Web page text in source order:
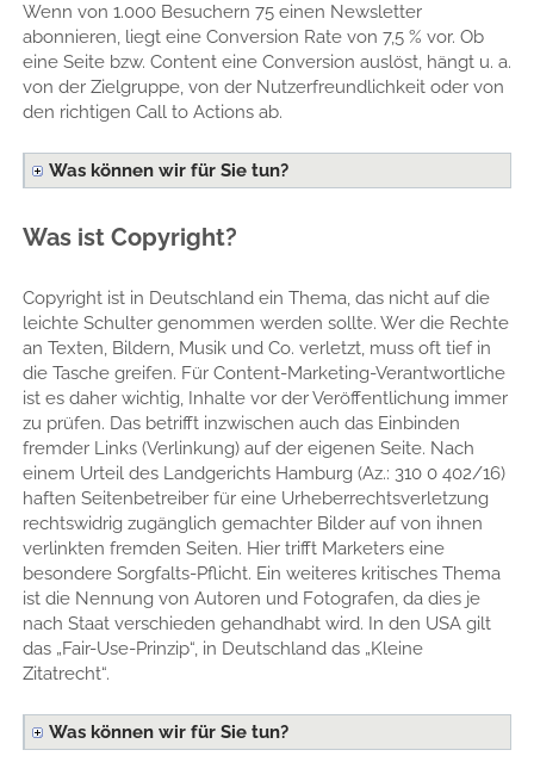
Wenn von 1.000 Besuchern 75 einen Newsletter
abonnieren, liegt eine Conversion Rate von 7,5 % vor. Ob
eine Seite bzw. Content eine Conversion auslöst, hängt u. a.
von der Zielgruppe, von der Nutzerfreundlichkeit oder von
den richtigen Call to Actions ab.
Was können wir für Sie tun?
Was ist Copyright?
Copyright ist in Deutschland ein Thema, das nicht auf die
leichte Schulter genommen werden sollte. Wer die Rechte
an Texten, Bildern, Musik und Co. verletzt, muss oft tief in
die Tasche greifen. Für Content-Marketing-Verantwortliche
ist es daher wichtig, Inhalte vor der Veröffentlichung immer
zu prüfen. Das betrifft inzwischen auch das Einbinden
fremder Links (Verlinkung) auf der eigenen Seite. Nach
einem Urteil des Landgerichts Hamburg (Az.: 310 0 402/16)
haften Seitenbetreiber für eine Urheberrechtsverletzung
rechtswidrig zugänglich gemachter Bilder auf von ihnen
verlinkten fremden Seiten. Hier trifft Marketers eine
besondere Sorgfalts-Pflicht. Ein weiteres kritisches Thema
ist die Nennung von Autoren und Fotografen, da dies je
nach Staat verschieden gehandhabt wird. In den USA gilt
das „Fair-Use-Prinzip“, in Deutschland das „Kleine
Zitatrecht“.
Was können wir für Sie tun?